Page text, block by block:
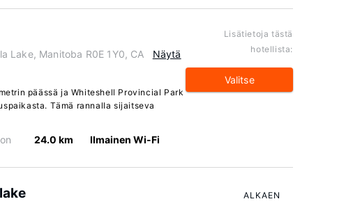
Lake, Manitoba R0E 1Y0, CA
Näytä
päässä ja Whiteshell Provincial Park
Tämä rannalla sijaitseva
24.0 km Ilmainen Wi-Fi
Lisätietoja tästä
hotellista:
Valitse
ALKAEN